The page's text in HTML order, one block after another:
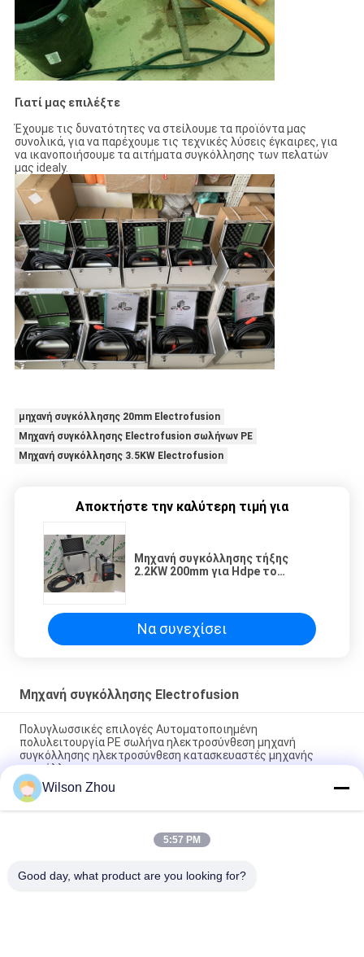
Γιατί μας επιλέξτε
Έχουμε τις δυνατότητες να στείλουμε τα προϊόντα μας
συνολικά, για να παρέχουμε τις τεχνικές λύσεις έγκαιρες, για
να ικανοποιήσουμε τα αιτήματα συγκόλλησης των πελατών
μας idealy.
μηχανή συγκόλλησης 20mm Electrofusion
Μηχανή συγκόλλησης Electrofusion σωλήνων PE
Μηχανή συγκόλλησης 3.5KW Electrofusion
Αποκτήστε την καλύτερη τιμή για
Μηχανή συγκόλλησης τήξης
2.2KW 200mm για Hdpe το
Να συνεχίσει
Μηχανή συγκόλλησης Electrofusion
Πολυγλωσσικές επιλογές Αυτοματοποιημένη
πολυλειτουργία PE σωλήνα ηλεκτροσύνθεση μηχανή
συγκόλλησης ηλεκτροσύνθεση κατασκευαστές μηχανής
συγκόλλησης
Αυτόματη πολυλειτουργία 220V 2.2kW PE σωλήνα
ηλεκτροσύνθεση συγκόλληση μηχανή
DPS20-3.5KW μηχανή συγκόλλησης Electrofusiom
Wilson Zhou
5:57 PM
Good day, what product are you looking for?